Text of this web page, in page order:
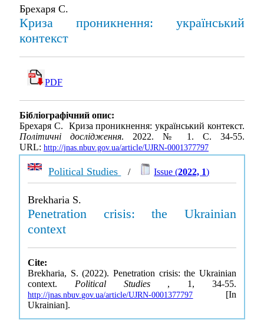
Брехаря С.
Криза проникнення: український
контекст
PDF
Бібліографічний опис:
Брехаря С. Криза проникнення: український контекст.
Політичні дослідження. 2022. № 1. С. 34-55.
URL: http://jnas.nbuv.gov.ua/article/UJRN-0001377797
Political Studies / Issue (2022, 1)
Brekharia S.
Penetration crisis: the Ukrainian
context
Cite:
Brekharia, S. (2022). Penetration crisis: the Ukrainian
context. Political Studies , 1, 34-55.
http://jnas.nbuv.gov.ua/article/UJRN-0001377797 [In
Ukrainian].